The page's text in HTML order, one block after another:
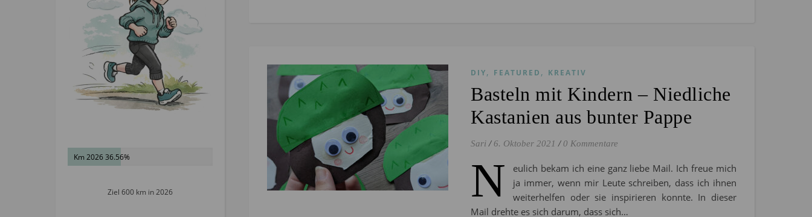
Km 2026 36.56%
Ziel 600 km in 2026
DIY, FEATURED , KREATIV
Basteln mit Kindern – Niedliche
Kastanien aus bunter Pappe
Sari / 6. Oktober 2021 / 0 Kommentare
N
eulich bekam ich eine ganz liebe Mail. Ich freue mich
ja immer, wenn mir Leute schreiben, dass ich ihnen
weiterhelfen oder sie inspirieren konnte. In dieser
Mail drehte es sich darum, dass sich…